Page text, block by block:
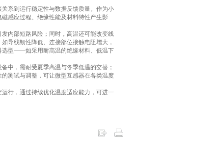
系到运行稳定性与数据反馈质量。作为小
感应过程、绝缘性能及材料特性产生影
内部短路风险；同时，高温还可能改变线
导线韧性降低、连接部位接触电阻增大，
选型——如采用耐高温的绝缘材料、低温下
中，需耐受夏季高温与冬季低温的交替；
测试与调整，可让微型互感器在各类温度
行，通过持续优化温度适应能力，可进一